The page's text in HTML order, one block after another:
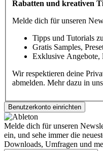
Rabatten und kreativen
Melde dich für unseren
Tipps und Tutorials
Gratis Samples,
Exklusive Angebote,
Wir respektieren deine
abmelden. Mehr dazu in
Melde dich für unseren
ein, und sehe immer die
Downloads, Umfragen und